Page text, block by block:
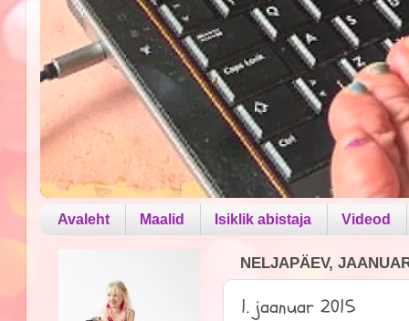
Avaleht Maalid Isiklik abistaja Videod
NELJAPÄEV,
1. jaanuar 2015